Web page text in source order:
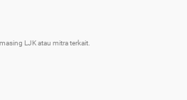
LJK atau mitra terkait.